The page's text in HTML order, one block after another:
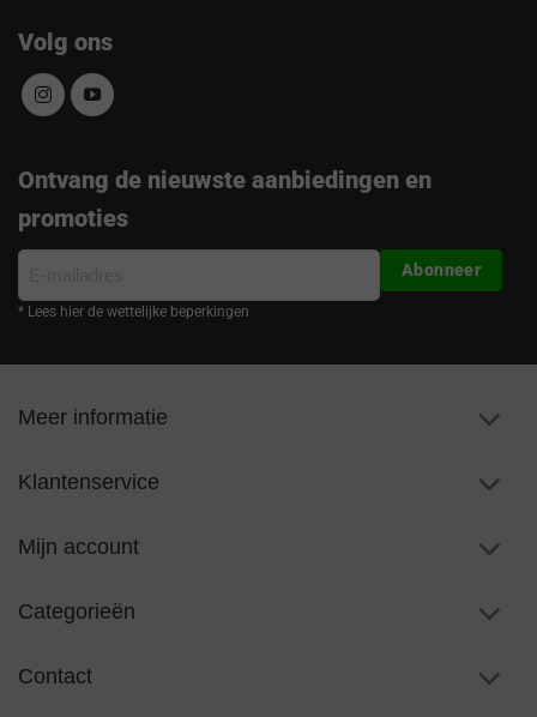
Volg ons
Ontvang de nieuwste aanbiedingen en
promoties
mailadres
* Lees hier de wettelijke beperkingen
Abonneer
Meer informatie
Klantenservice
Mijn account
Categorieën
Contact